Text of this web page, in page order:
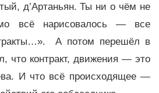
д’Артаньян. Ты ни о чём не
всё нарисовалось — все
А потом перешёл в
что контракт, движения — это
И что всё происходящее —